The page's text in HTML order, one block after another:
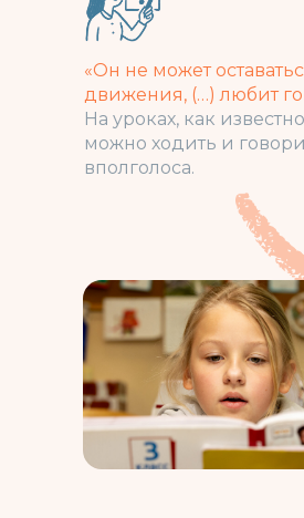
«Он не может
движения, (…) любит
На уроках, как
можно ходить и
вполголоса.